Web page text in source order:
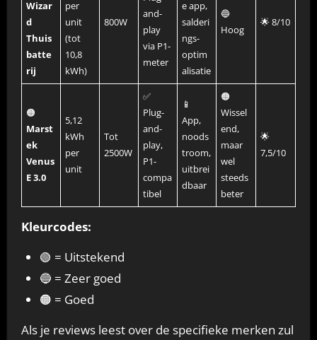
Wizar
d
Thuis
batte
rij
per
unit
(tot
10,8
kWh)
800W
and-
play
via P1-
meter
e app,
salderi
ngs-
optim
alisatie
🔵
Hoog
🌟 8/10
🟠
Marst
ek
Venus
E 3.0
5,12
kWh
per
unit
Tot
2500W
✅
Plug-
and-
play,
P1-
compa
tibel
📱
App,
noods
troom,
uitbrei
dbaar
🟠
Wissel
end,
maar
wel
steeds
beter
🌟
7,5/10
Kleurcodes:
🟢 = Uitstekend
🔵 = Zeer goed
🟠 = Goed
Als je reviews leest over de specifieke merken zul